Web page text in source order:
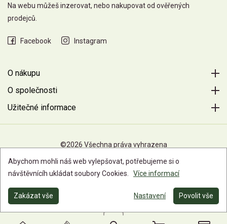
Na webu můžeš inzerovat, nebo nakupovat od ověřených
prodejců.
Facebook Instagram
O nákupu
O společnosti
Užitečné informace
©2026 Všechna práva vyhrazena
Abychom mohli náš web vylepšovat, potřebujeme si o
návštěvnícíh ukládat soubory Cookies.
Více informací
Zakázat vše Nastavení Povolit vše